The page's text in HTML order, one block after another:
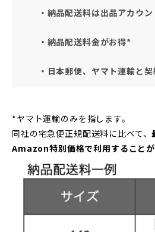
・納品配送料は出品アカウン
・納品配送料金がお得*
・日本郵便、ヤマト運輸と契
*ヤマト運輸のみを指します。
同社の宅急便正規配送料に比べて、
Amazon特別価格で利用することが